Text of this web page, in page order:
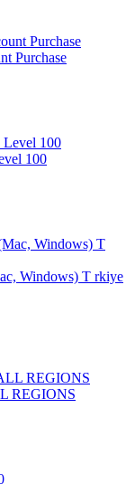
Purchase
100
Windows) T rkiye
REGIONS